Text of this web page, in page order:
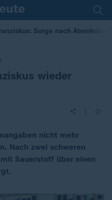
Sorge nach
wieder
nicht mehr
Nach zwei schweren
Sauerstoff über einen